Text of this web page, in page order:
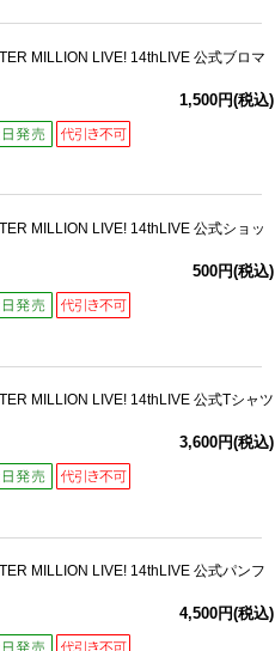
MILLION LIVE! 14thLIVE 公式ブロマ
1,500円(税込)
MILLION LIVE! 14thLIVE 公式ショッ
500円(税込)
MILLION LIVE! 14thLIVE 公式Tシャツ
3,600円(税込)
MILLION LIVE! 14thLIVE 公式パンフ
4,500円(税込)